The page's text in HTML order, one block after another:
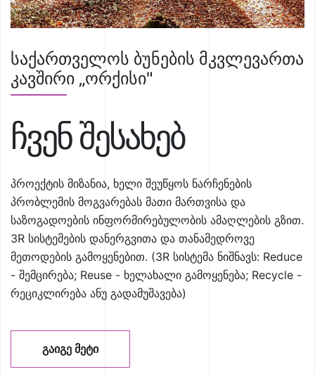
საქართველოს ბუნების მკვლევართა
კავშირი „ორქისი"
ჩვენ შესახებ
პროექტის მიზანია, ხელი შეუწყოს ნარჩენების
პრობლემის მოგვარებას მათი მართვისა და
საზოგადოების ინფორმირებულობის ამაღლების გზით.
3R სისტემების დანერგვითა და თანამედროვე
მეთოდების გამოყენებით. (3R სისტემა ნიშნავს: Reduce
- შემცირება; Reuse - ხელახალი გამოყენება; Recycle -
რეციკლირება ანუ გადამუშავება)
ᲒᲐᲘᲒᲔ ᲛᲔᲢᲘ